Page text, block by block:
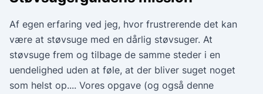
Af egen erfaring ved jeg, hvor frustrerende det kan
være at støvsuge med en dårlig støvsuger. At
støvsuge frem og tilbage de samme steder i en
uendelighed uden at føle, at der bliver suget noget
som helst op.... Vores opgave (og også denne